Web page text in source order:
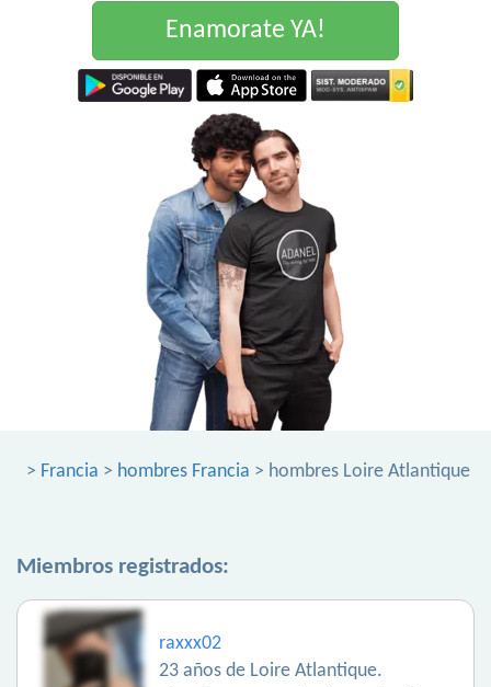
Enamorate YA!
> Francia > hombres Francia > hombres Loire Atlantique
Miembros registrados:
raxxx02
23 años de Loire Atlantique.